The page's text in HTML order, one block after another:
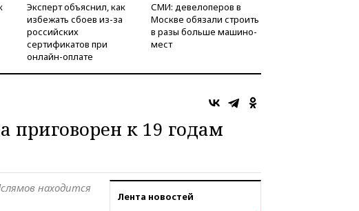
Эксперт объяснил, как
избежать сбоев из-за
российских
сертификатов при
онлайн-оплате
СМИ: девелоперов в
Москве обязали строить
в разы больше машино-
мест
приговорен к 19 годам
Лента новостей
находится